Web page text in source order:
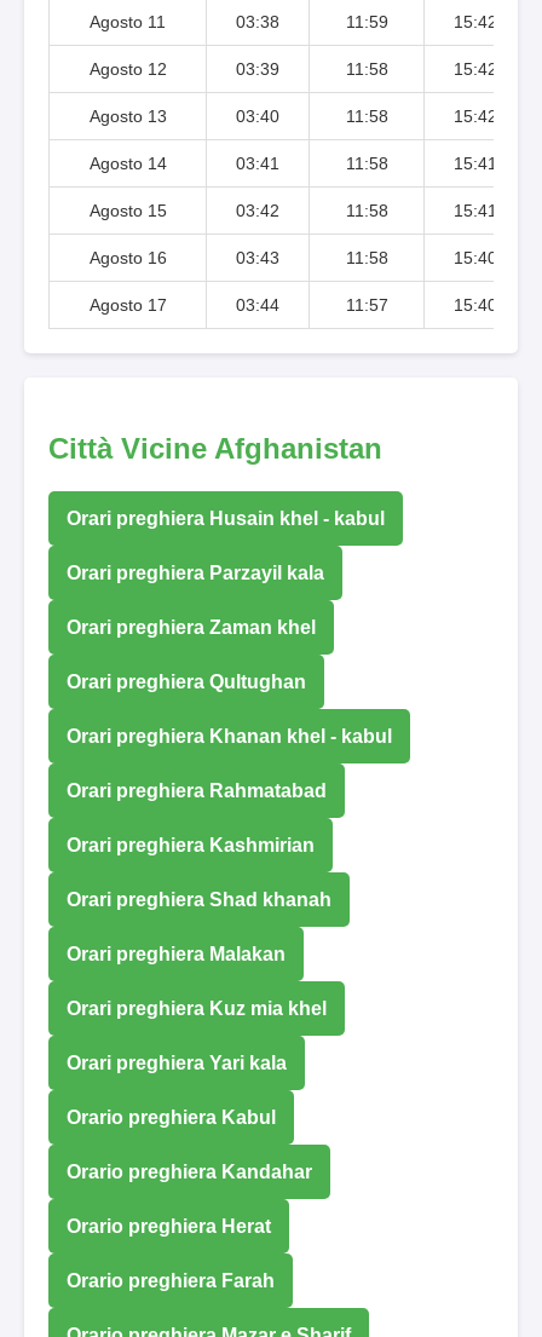
Agosto 11 03:38 11:59 15:42
Agosto 12 03:39 11:58 15:42
Agosto 13 03:40 11:58 15:42
Agosto 14 03:41 11:58 15:41
Agosto 15 03:42 11:58 15:41
Agosto 16 03:43 11:58 15:40
Agosto 17 03:44 11:57 15:40
Città Vicine Afghanistan
Orari preghiera Husain khel - kabul
Orari preghiera Parzayil kala
Orari preghiera Zaman khel
Orari preghiera Qultughan
Orari preghiera Khanan khel - kabul
Orari preghiera Rahmatabad
Orari preghiera Kashmirian
Orari preghiera Shad khanah
Orari preghiera Malakan
Orari preghiera Kuz mia khel
Orari preghiera Yari kala
Orario preghiera Kabul
Orario preghiera Kandahar
Orario preghiera Herat
Orario preghiera Farah